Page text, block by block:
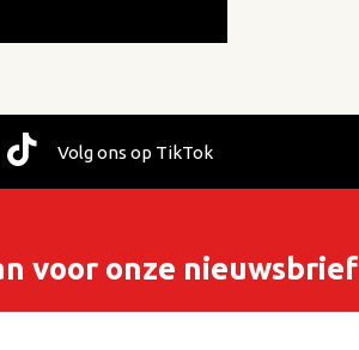
Volg ons op TikTok
voor onze nieuwsbrief